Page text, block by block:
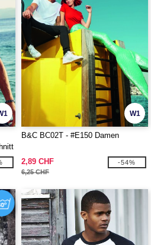
W1
B&C BC02T - #E150 Damen
2,89 CHF
6,25 CHF
-54%